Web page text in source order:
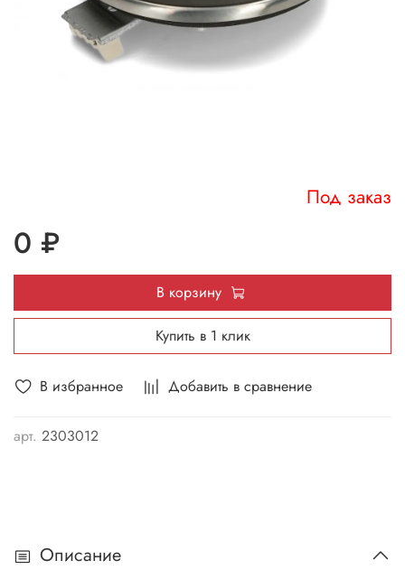
В избранное Добавить в сравнение
арт. 2303012
Под заказ
0 ₽
В корзину
Купить в 1 клик
Описание